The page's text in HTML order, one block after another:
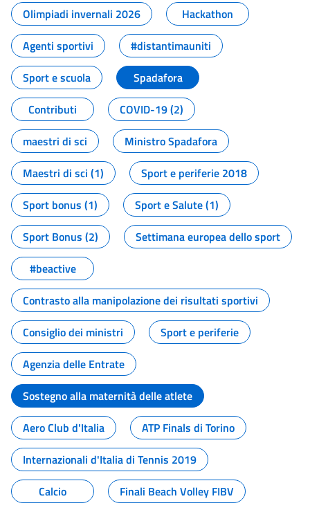
Olimpiadi invernali 2026
Hackathon
Agenti sportivi
#distantimauniti
Sport e scuola
Spadafora
Contributi
COVID-19 (2)
maestri di sci
Ministro Spadafora
Maestri di sci (1)
Sport e periferie 2018
Sport bonus (1)
Sport e Salute (1)
Sport Bonus (2)
Settimana europea dello sport
#beactive
Contrasto alla manipolazione dei risultati sportivi
Consiglio dei ministri
Sport e periferie
Agenzia delle Entrate
Sostegno alla maternità delle atlete
Aero Club d'Italia
ATP Finals di Torino
Internazionali d'Italia di Tennis 2019
Calcio
Finali Beach Volley FIBV